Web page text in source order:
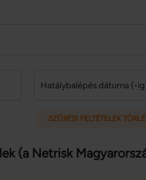
Hatálybalépés dátuma (-
SZŰRÉSI FELTÉTELEK
(a Netrisk